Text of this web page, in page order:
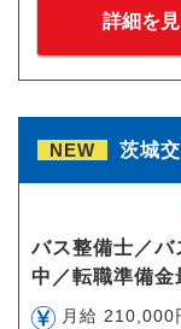
詳細を
NEW 茨城
バス整備士／
中／転職準備金
月給 210,000